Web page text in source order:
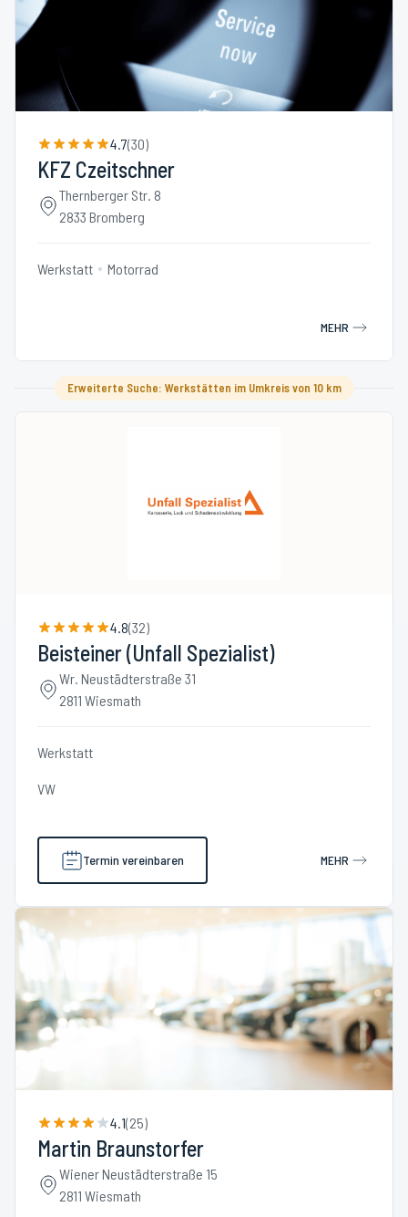
4.7(30)
KFZ Czeitschner
Thernberger Str. 8
2833 Bromberg
Werkstatt Motorrad
MEHR
Erweiterte Suche: Werkstätten im Umkreis von 10 km
4.8(32)
Beisteiner (Unfall Spezialist)
Wr. Neustädterstraße 31
2811 Wiesmath
Werkstatt
VW
Termin vereinbaren MEHR
4.1(25)
Martin Braunstorfer
Wiener Neustädterstraße 15
2811 Wiesmath